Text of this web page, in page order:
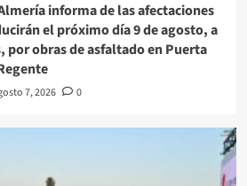
informa de las afectaciones
el próximo día 9 de agosto, a
por obras de asfaltado en Puerta
7, 2026 0